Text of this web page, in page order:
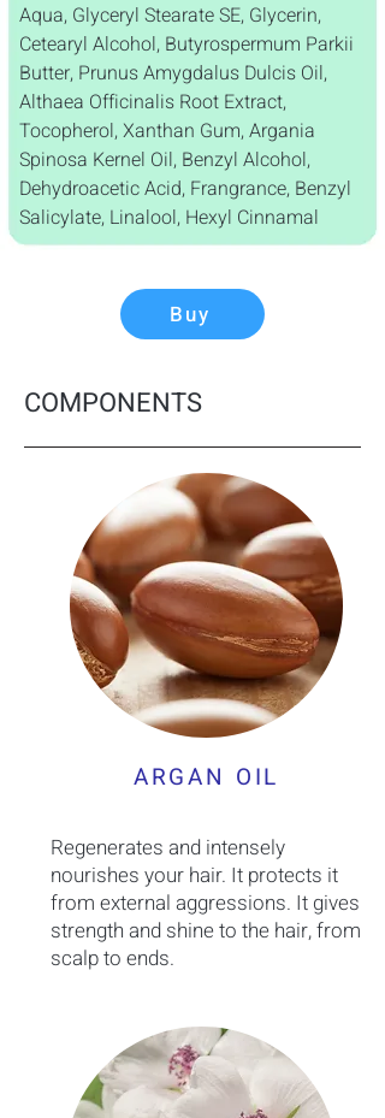
Aqua, Glyceryl Stearate SE, Glycerin,
Cetearyl Alcohol, Butyrospermum Parkii
Butter, Prunus Amygdalus Dulcis Oil,
Althaea Officinalis Root Extract,
Tocopherol, Xanthan Gum, Argania
Spinosa Kernel Oil, Benzyl Alcohol,
Dehydroacetic Acid, Frangrance, Benzyl
Salicylate, Linalool, Hexyl Cinnamal
Buy
COMPONENTS
ARGAN OIL
Regenerates and intensely
nourishes your hair. It protects it
from external aggressions. It gives
strength and shine to the hair, from
scalp to ends.